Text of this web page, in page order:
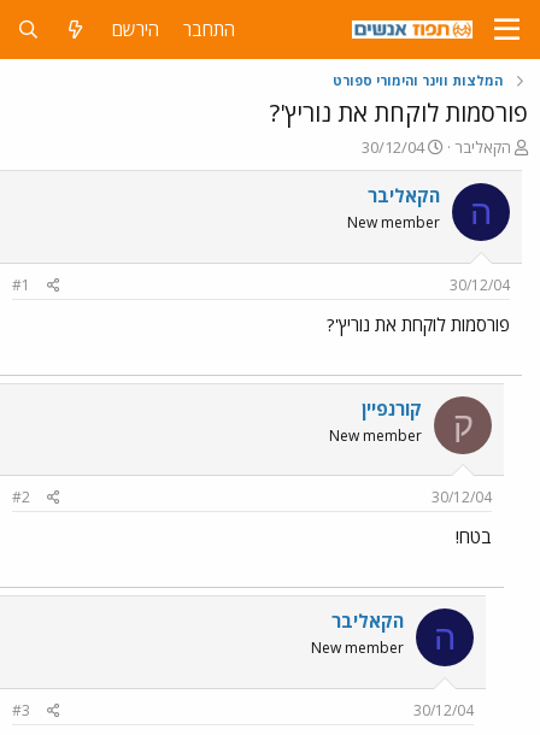
התחבר הירשם
המלצות ווינר והימורי ספורט
פורסמות לוקחת את נוריץ'?
פ
ו
ת
ח
ה
ש
א
הקאליבר
פ
ו
ר
ס
ם
ר
י
30/12/04
ה הקאליבר
New member
30/12/04
#1
פורסמות לוקחת את נוריץ'?
ק קורנפיין
New member
30/12/04
#2
בטח!
ה הקאליבר
New member
30/12/04
#3